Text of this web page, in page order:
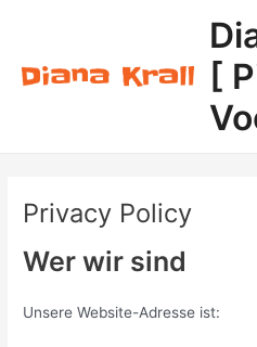
[
Privacy Policy
Wer wir sind
Unsere Website-Adresse ist: